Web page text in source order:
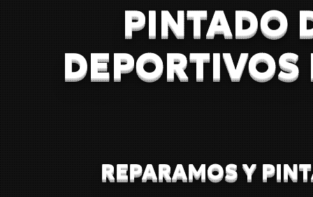
PINTADO
REPARAMOS Y